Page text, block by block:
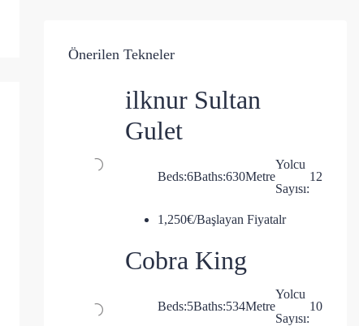
Önerilen Tekneler
ilknur Sultan
Gulet
Beds:6Baths:630Metre
Yolcu
Sayısı:
12
1,250€/Başlayan Fiyatalr
Cobra King
Beds:5Baths:534Metre
Yolcu
Sayısı:
10